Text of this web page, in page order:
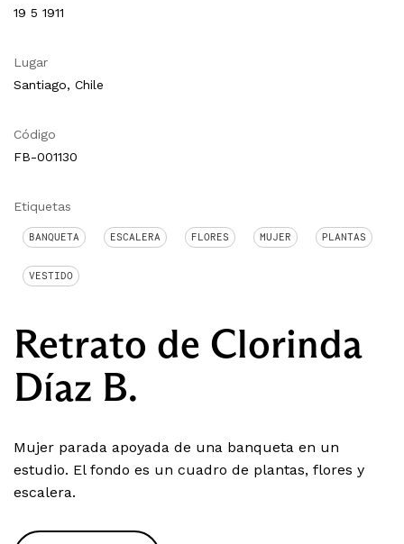
19 5 1911
Lugar
Santiago, Chile
Código
FB-001130
Etiquetas
BANQUETA ESCALERA FLORES MUJER PLANTAS
VESTIDO
Retrato de Clorinda
Díaz B.
Mujer parada apoyada de una banqueta en un
estudio. El fondo es un cuadro de plantas, flores y
escalera.